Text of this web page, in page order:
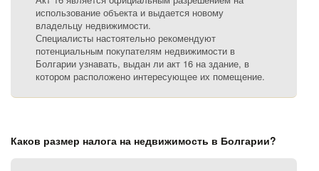
использование объекта и выдается новому
владельцу недвижимости.
Специалисты настоятельно рекомендуют
потенциальным покупателям недвижимости в
Болгарии узнавать, выдан ли акт 16 на здание, в
котором расположено интересующее их помещение.
Каков размер налога на недвижимость в Болгарии?